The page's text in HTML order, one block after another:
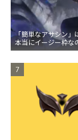
「簡単なアサシン」
本当にイージー枠な